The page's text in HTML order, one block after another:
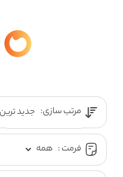
مرتب سازی:
فرمت :